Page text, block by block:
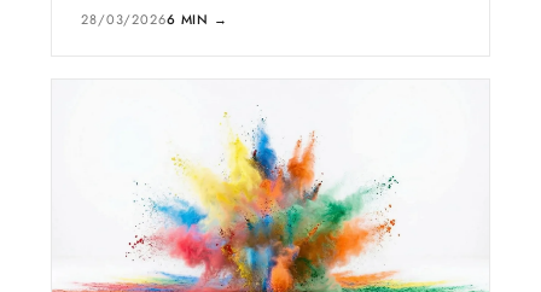
28/03/20266 MIN →